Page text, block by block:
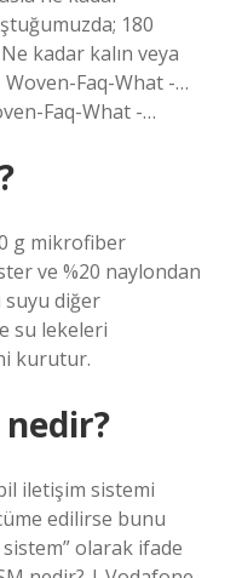
180
kadar kalın veya
Woven-Faq-What -…
Faq-What -…
g mikrofiber
ve %20 naylondan
diğer
su lekeleri
kurutur.
nedir?
iletişim sistemi
edilirse bunu
olarak ifade